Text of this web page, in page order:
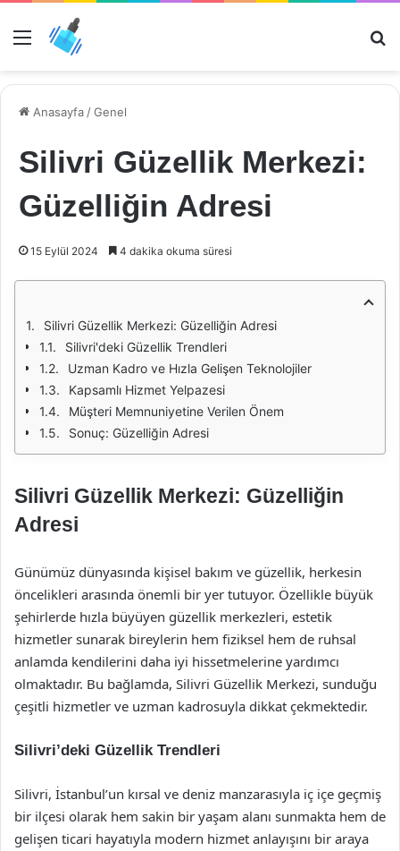
Menü
Anasayfa /Genel
Silivri Güzellik Merkezi:
Güzelliğin Adresi
15 Eylül 2024 4 dakika okuma süresi
Silivri Güzellik Merkezi: Güzelliğin Adresi
Silivri'deki Güzellik Trendleri
Uzman Kadro ve Hızla Gelişen Teknolojiler
Kapsamlı Hizmet Yelpazesi
Müşteri Memnuniyetine Verilen Önem
Sonuç: Güzelliğin Adresi
Silivri Güzellik Merkezi: Güzelliğin
Adresi
Günümüz dünyasında kişisel bakım ve güzellik, herkesin
öncelikleri arasında önemli bir yer tutuyor. Özellikle büyük
şehirlerde hızla büyüyen güzellik merkezleri, estetik
hizmetler sunarak bireylerin hem fiziksel hem de ruhsal
anlamda kendilerini daha iyi hissetmelerine yardımcı
olmaktadır. Bu bağlamda, Silivri Güzellik Merkezi, sunduğu
çeşitli hizmetler ve uzman kadrosuyla dikkat çekmektedir.
Silivri’deki Güzellik Trendleri
Silivri, İstanbul’un kırsal ve deniz manzarasıyla iç içe geçmiş
bir ilçesi olarak hem sakin bir yaşam alanı sunmakta hem de
gelişen ticari hayatıyla modern hizmet anlayışını bir araya